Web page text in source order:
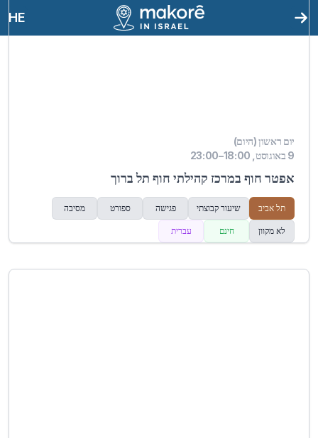
HE
יום ראשון (היום)
9 באוגוסט, 18:00–23:00
אפטר חוף במרכז קהילתי חוף תל ברוך
תל אביב שיעור קבוצתי פגישה ספורט מסיבה
לא מקוון חינם עברית